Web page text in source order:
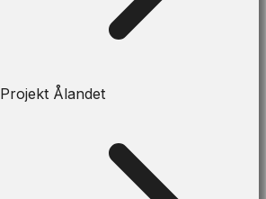
Projekt Ålandet